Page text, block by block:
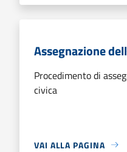
Assegnazione
Procedimento di
civica
VAI ALLA PAGINA